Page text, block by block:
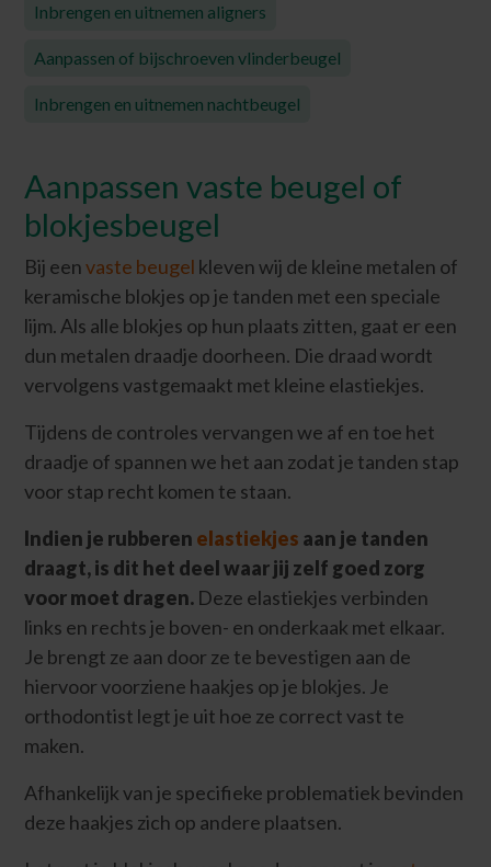
Inbrengen en uitnemen aligners
Aanpassen of bijschroeven vlinderbeugel
Inbrengen en uitnemen nachtbeugel
Aanpassen vaste beugel of
blokjesbeugel
Bij eenvaste beugel kleven wij de kleine metalen of
keramische blokjes op je tanden met een speciale
lijm. Als alle blokjes op hun plaats zitten, gaat er een
dun metalen draadje doorheen. Die draad wordt
vervolgens vastgemaakt met kleine elastiekjes.
Tijdens de controles vervangen we af en toe het
draadje of spannen we het aan zodat je tanden stap
voor stap recht komen te staan.
Indien je rubberen elastiekjes aan je tanden
draagt, is dit het deel waar jij zelf goed zorg
voor moet dragen. Deze elastiekjes verbinden
links en rechts je boven- en onderkaak met elkaar.
Je brengt ze aan door ze te bevestigen aan de
hiervoor voorziene haakjes op je blokjes. Je
orthodontist legt je uit hoe ze correct vast te
maken.
Afhankelijk van je specifieke problematiek bevinden
deze haakjes zich op andere plaatsen.